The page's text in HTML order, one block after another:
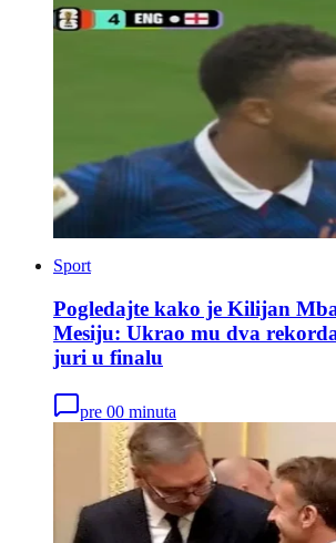
Sport
Pogledajte kako je Kilijan
Mesiju: Ukrao mu dva
juri u finalu
pre 00 minuta